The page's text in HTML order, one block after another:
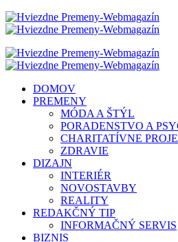
DOMOV
PREMENY
MÓDA A ŠTÝL
PORADENSTVO A
CHARITATÍVNE
ZDRAVIE
DIZAJN
INTERIÉR
NOVOSTAVBY
REALITY
REDAKČNÝ TIP
INFORMAČNÝ SERVIS
BIZNIS